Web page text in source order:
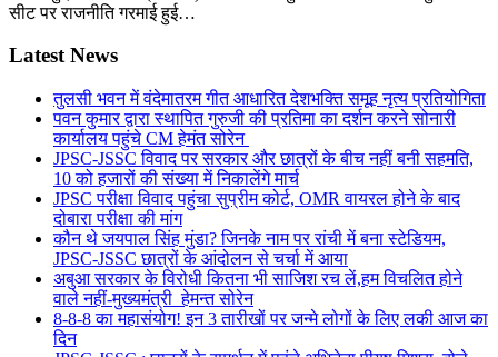
सीट पर राजनीति गरमाई हुई…
Latest News
तुलसी भवन में वंदेमातरम गीत आधारित देशभक्ति समूह नृत्य प्रतियोगिता
पवन कुमार द्वारा स्थापित गुरुजी की प्रतिमा का दर्शन करने सोनारी
कार्यालय पहुंचे CM हेमंत सोरेन
JPSC-JSSC विवाद पर सरकार और छात्रों के बीच नहीं बनी सहमति,
10 को हजारों की संख्या में निकालेंगे मार्च
JPSC परीक्षा विवाद पहुंचा सुप्रीम कोर्ट, OMR वायरल होने के बाद
दोबारा परीक्षा की मांग
कौन थे जयपाल सिंह मुंडा? जिनके नाम पर रांची में बना स्टेडियम,
JPSC-JSSC छात्रों के आंदोलन से चर्चा में आया
अबुआ सरकार के विरोधी कितना भी साजिश रच लें,हम विचलित होने
वाले नहीं-मुख्यमंत्री हेमन्त सोरेन
8-8-8 का महासंयोग! इन 3 तारीखों पर जन्मे लोगों के लिए लकी आज का
दिन